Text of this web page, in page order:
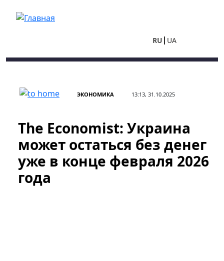
RU UA
ЭКОНОМИКА 13:13, 31.10.2025
The Economist: Украина
может остаться без денег
уже в конце февраля 2026
года